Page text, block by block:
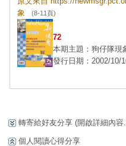
象 (8-11頁)
72
本期主題：狗仔隊現
發行日期：2002/10/
轉寄給好友分享 (開啟詳細內容
個人閱讀心得分享